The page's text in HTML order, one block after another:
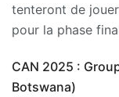
tenteront de
pour la phase
CAN 2025 :
Botswana)